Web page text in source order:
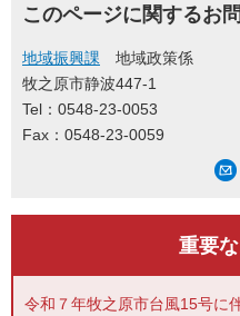
このページに関するお
地域振興課
地域政策係
牧之原市静波447-1
Tel：0548-23-0053
Fax：0548-23-0059
重要
令和７年牧之原市台風15号に